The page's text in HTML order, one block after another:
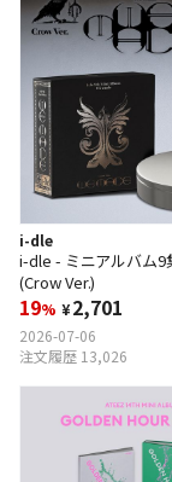
i-dle
i-dle - ミニアルバム9
(Crow Ver.)
19% ¥2,701
2026-07-06
注文履歴 13,026